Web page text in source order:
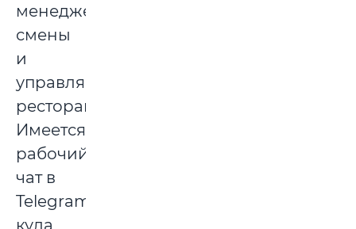
менеджер
смены
и
управляющий
рестораном.
Имеется
рабочий
чат в
Telegram,
куда